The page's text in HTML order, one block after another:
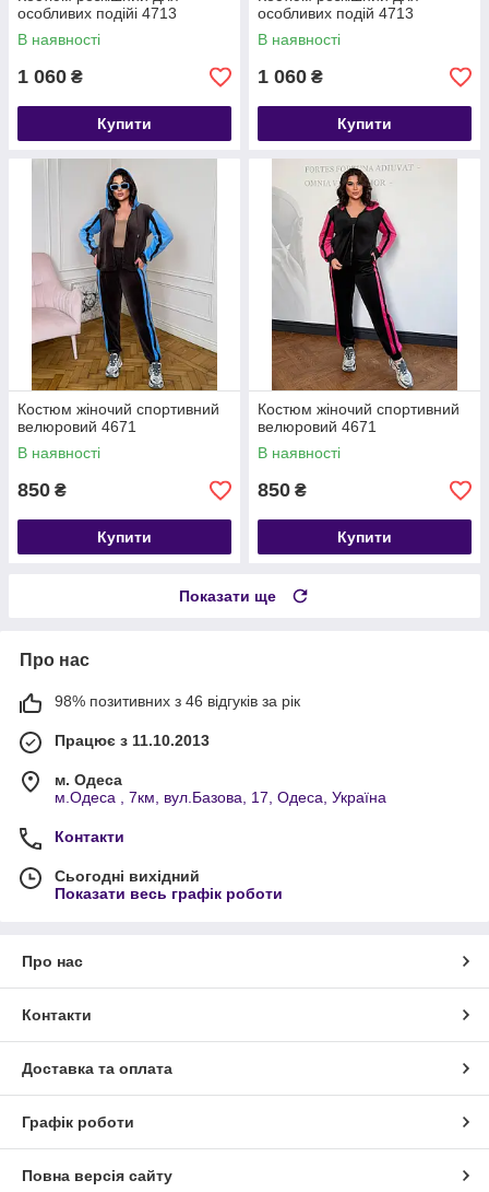
особливих подійі 4713
В наявності
1 060 ₴
Купити
особливих подій 4713
В наявності
1 060 ₴
Купити
Костюм жіночий спортивний
велюровий 4671
В наявності
850 ₴
Купити
Костюм жіночий спортивний
велюровий 4671
В наявності
850 ₴
Купити
Показати ще
Про нас
98% позитивних з 46 відгуків за рік
Працює з 11.10.2013
м. Одеса
м.Одеса , 7км, вул.Базова, 17, Одеса, Україна
Контакти
Сьогодні вихідний
Показати весь графік роботи
Про нас
Контакти
Доставка та оплата
Графік роботи
Повна версія сайту